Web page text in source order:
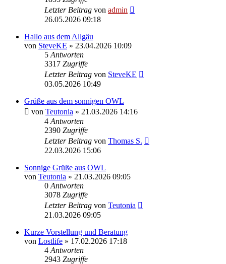
Letzter Beitrag von admin
26.05.2026 09:18
Hallo aus dem Allgäu
von SteveKE » 23.04.2026 10:09
5 Antworten
3317 Zugriffe
Letzter Beitrag von SteveKE
03.05.2026 10:49
Grüße aus dem sonnigen OWL
von Teutonia » 21.03.2026 14:16
4 Antworten
2390 Zugriffe
Letzter Beitrag von Thomas S.
22.03.2026 15:06
Sonnige Grüße aus OWL
von Teutonia » 21.03.2026 09:05
0 Antworten
3078 Zugriffe
Letzter Beitrag von Teutonia
21.03.2026 09:05
Kurze Vorstellung und Beratung
von Lostlife » 17.02.2026 17:18
4 Antworten
2943 Zugriffe